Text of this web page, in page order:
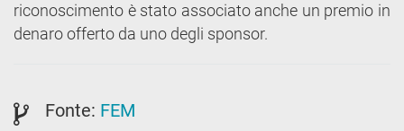
riconoscimento è stato associato anche un premio in
denaro offerto da uno degli sponsor.
Fonte: FEM